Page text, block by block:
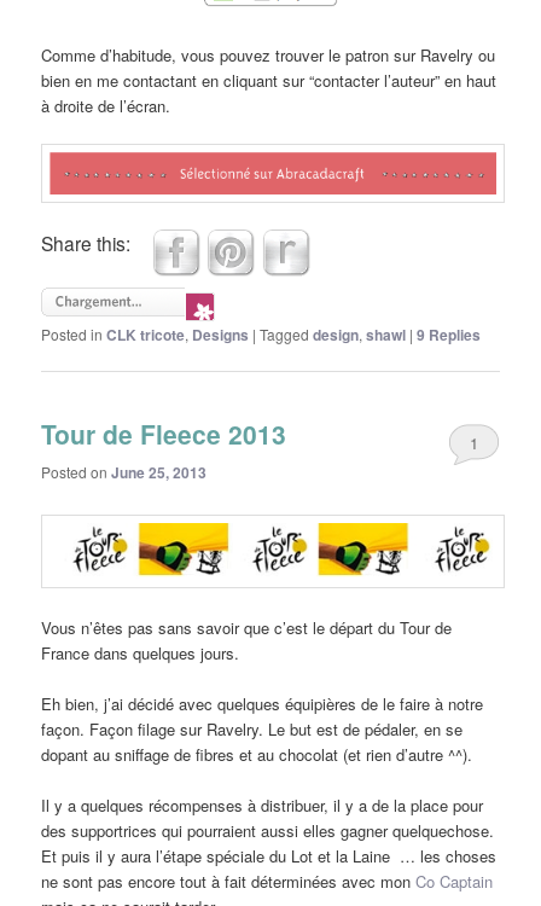
Comme d’habitude, vous pouvez trouver le patron sur Ravelry ou
bien en me contactant en cliquant sur “contacter l’auteur” en haut
à droite de l’écran.
Share this:
Posted in CLK tricote, Designs |Tagged design,shawl |9 Replies
Tour de Fleece 2013
Posted onJune 25, 2013
1
Vous n’êtes pas sans savoir que c’est le départ du Tour de
France dans quelques jours.
Eh bien, j’ai décidé avec quelques équipières de le faire à notre
façon. Façon filage sur Ravelry. Le but est de pédaler, en se
dopant au sniffage de fibres et au chocolat (et rien d’autre ^^).
Il y a quelques récompenses à distribuer, il y a de la place pour
des supportrices qui pourraient aussi elles gagner quelquechose.
Et puis il y aura l’étape spéciale du Lot et la Laine … les choses
ne sont pas encore tout à fait déterminées avec monCo Captain